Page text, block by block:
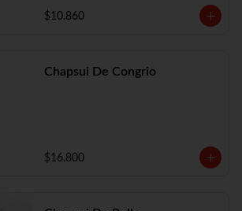
$10.860
Chapsui De Congrio
$16.800